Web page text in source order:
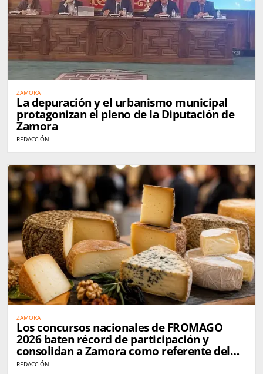
ZAMORA
La depuración y el urbanismo municipal
protagonizan el pleno de la Diputación de
Zamora
REDACCIÓN
ZAMORA
Los concursos nacionales de FROMAGO
2026 baten récord de participación y
consolidan a Zamora como referente del
queso en España
REDACCIÓN